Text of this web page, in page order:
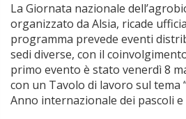
La Giornata nazionale
organizzato da Alsia, ricade
programma prevede eventi
sedi diverse, con il
primo evento è stato venerdì 8
con un Tavolo di lavoro sul tema
Anno internazionale dei pascoli